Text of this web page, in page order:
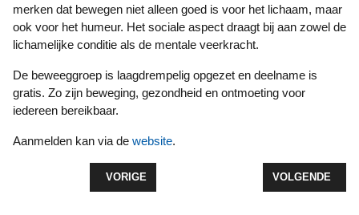
merken dat bewegen niet alleen goed is voor het lichaam, maar
ook voor het humeur. Het sociale aspect draagt bij aan zowel de
lichamelijke conditie als de mentale veerkracht.
De beweeggroep is laagdrempelig opgezet en deelname is
gratis. Zo zijn beweging, gezondheid en ontmoeting voor
iedereen bereikbaar.
Aanmelden kan via de website.
VORIG ARTIKEL: REGIONALE JEUGD
VORIGE VOLGENDE
VOLGENDE